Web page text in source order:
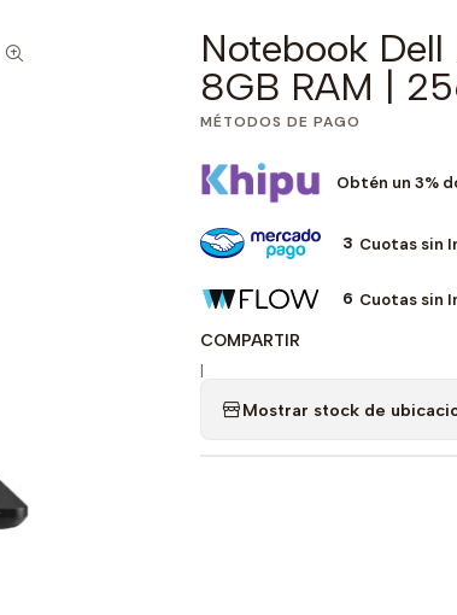
Notebook
8GB RAM |
MÉTODOS DE PAGO
Obtén un 3%
3 Cuotas sin
6 Cuotas sin
COMPARTIR
|
Mostrar stock de